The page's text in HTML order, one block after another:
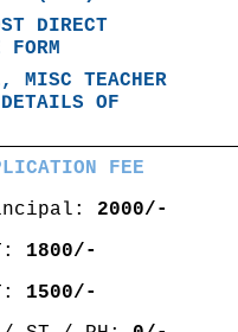
DIRECT
MISC TEACHER
OF
FEE
2000/-
1800/-
1500/-